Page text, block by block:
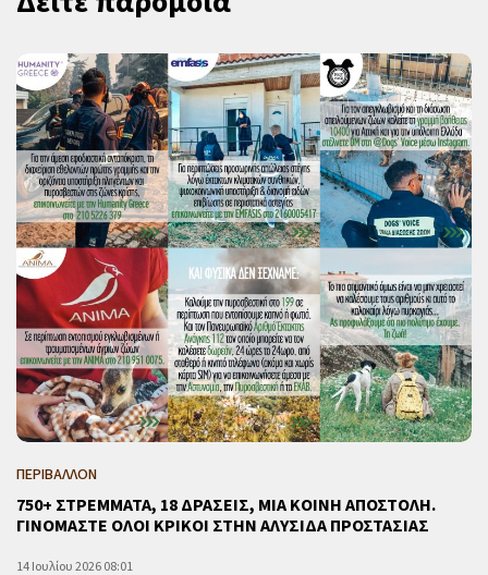
ΠΕΡΙΒΑΛΛΟΝ
750+ ΣΤΡΕΜΜΑΤΑ, 18 ΔΡΑΣΕΙΣ, ΜΙΑ ΚΟΙΝΗ ΑΠΟΣΤΟΛΗ.
ΓΙΝΟΜΑΣΤΕ ΟΛΟΙ ΚΡΙΚΟΙ ΣΤΗΝ ΑΛΥΣΙΔΑ ΠΡΟΣΤΑΣΙΑΣ
14 Ιουλίου 2026 08:01